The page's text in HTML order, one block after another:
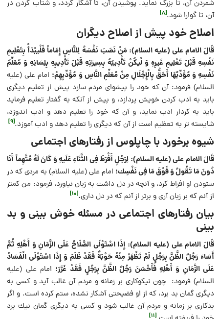
شمردن آن، تا بزرگ نماید. پوشیدن آن، تا آشكار گردد، و شتاب كردن در
آن، تا گوارا شود.[8]
اصلاح خود پیش از اصلاح دیگران
قَالَ الامام علی (علیه السلام): مَنْ نَصَبَ نَفْسَهُ لِلنَّاسِ إِمَاماً فَلْیبْدَأْ بِتَعْلِیمِ
نَفْسِهِ قَبْلَ تَعْلِیمِ غَیرِهِ وَ لْیكُنْ تَأْدِیبُهُ بِسِیرَتِهِ قَبْلَ تَأْدِیبِهِ بِلِسَانِهِ وَ مُعَلِّمُ
نَفْسِهِ وَ مُؤَدِّبُهَا أَحَقُّ بِالْإِجْلَالِ مِنْ مُعَلِّمِ النَّاسِ وَ مُؤَدِّبِهِمْ؛ امام علی (علیه
السلام) فرمود: آن كه خود را پیشواى مردم سازد پیش از تعلیم دیگرى
باید به ادب كردن خویش پردازد، و پیش از آنكه به گفتار تعلیم فرماید
باید به كردار ادب نماید، و آن كه خود را تعلیم دهد و ادب اندوزد،
شایسته تر به تعظیم است از آن كه دیگرى را تعلیم دهد و ادب آموزد.[9]
شیوه برخورد با چاپلوس از رفتارهای اجتماعی
قَالَ الامام علی (علیه السلام): لِرَجُلٍ أَفْرَطَ فِی الثَّنَاءِ عَلَیهِ وَ كَانَ لَهُ مُتَّهِماً أَنَا
دُونَ مَا تَقُولُ وَ فَوْقَ مَا فِی نَفْسِك؛ امام علی (علیه السلام) به مردى كه در
ستودن او افراط كرد، و آنچه در دل داشت به زبان نیاورد، فرمود: من كمتر
از آنم كه بر زبان آرى و برتر از آنم كه در دل دارى.
[10]
بیان رفتارهای اجتماعی در مسئله خوش بینی و بد
بینی
قَالَ الامام علی (علیه السلام): إِذَا اسْتَوْلَى الصَّلَاحُ عَلَى الزَّمَانِ وَ أَهْلِهِ ثُمَّ
أَسَاءَ رَجُلٌ الظَّنَّ بِرَجُلٍ لَمْ تَظْهَرْ مِنْهُ حَوْبَةٌ فَقَدْ ظَلَمَ وَ إِذَا اسْتَوْلَى الْفَسَادُ
عَلَى الزَّمَانِ وَ أَهْلِهِ فَأَحْسَنَ رَجُلٌ الظَّنَّ بِرَجُلٍ فَقَدْ غَرَّرَ؛ امام علی (علیه
السلام) فرمود: چون نیكوكارى بر زمانه و مردم آن غالب آید و كسى به
دیگرى گمان بد برد، كه از او فضیحتى آشكار نشده، ستم كرده است. و اگر
بدكارى بر زمانه و مردم آن غالب شود و كسى به دیگرى گمان نیك برد
[11]